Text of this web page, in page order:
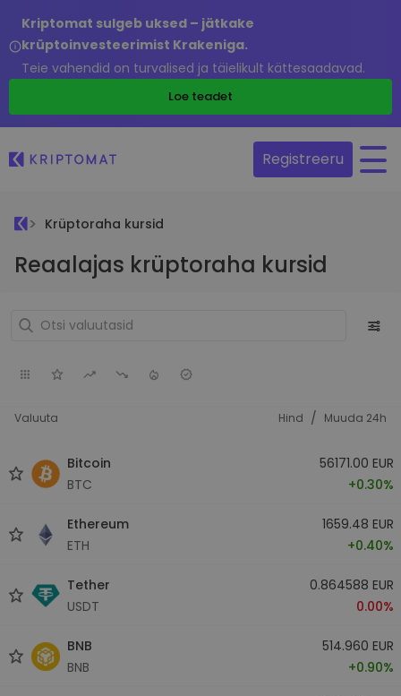
Kriptomat sulgeb uksed – jätkake
krüptoinvesteerimist Krakeniga.
Teie vahendid on turvalised ja täielikult kättesaadavad.
Loe teadet
Registreeru
Krüptoraha kursid
Reaalajas krüptoraha kursid
Valuuta Hind / Muuda 24h
Bitcoin
BTC
56171.00 EUR
+0.30%
Ethereum
ETH
1659.48 EUR
+0.40%
Tether
USDT
0.864588 EUR
0.00%
BNB
BNB
514.960 EUR
+0.90%